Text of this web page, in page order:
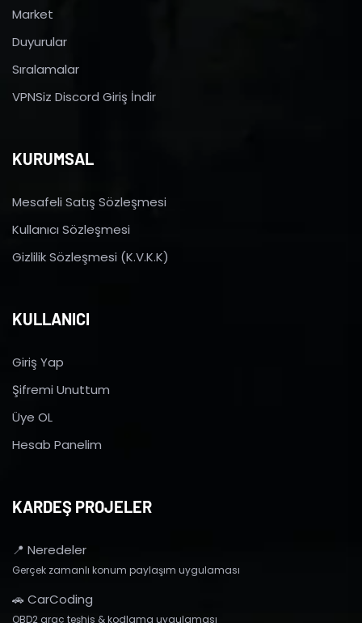
Market
Duyurular
Sıralamalar
VPNSiz Discord Giriş İndir
KURUMSAL
Mesafeli Satış Sözleşmesi
Kullanıcı Sözleşmesi
Gizlilik Sözleşmesi (K.V.K.K)
KULLANICI
Giriş Yap
Şifremi Unuttum
Üye OL
Hesab Panelim
KARDEŞ PROJELER
📍 Neredeler
Gerçek zamanlı konum paylaşım uygulaması
🚗 CarCoding
OBD2 araç teşhis & kodlama uygulaması